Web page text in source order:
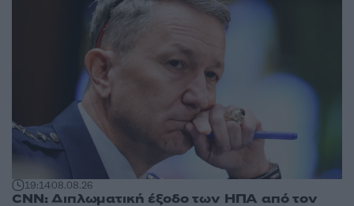
19:1408.08.26
CNN: Διπλωματική έξοδο των ΗΠΑ από τον